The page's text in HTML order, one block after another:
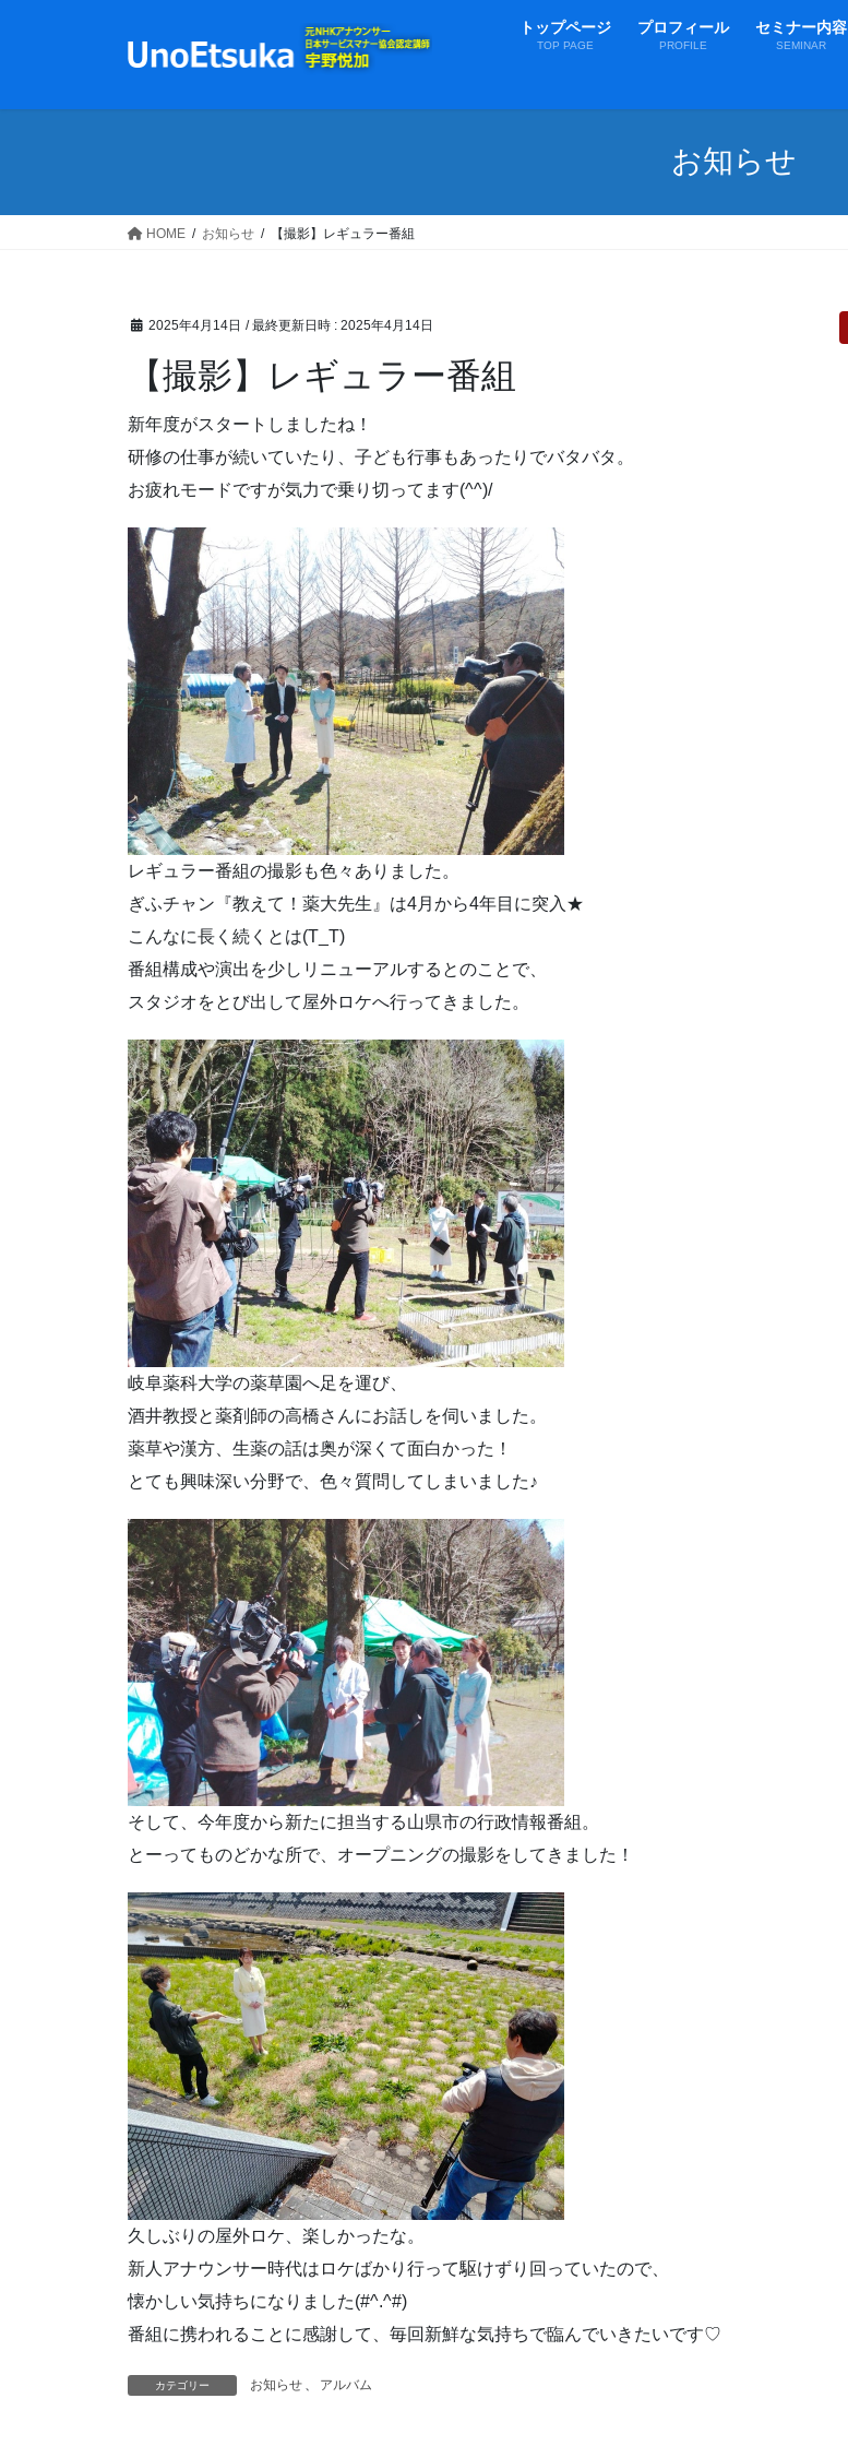
ッ
移
トップページ
TOP PAGE
プロフィール
PROFILE
セミナー内容
SEMINAR
お知らせ
HOME お知らせ 【撮影】レギュラー番組
2025年4月14日 / 最終更新日時 : 2025年4月14日
【撮影】レギュラー番組
新年度がスタートしましたね！
研修の仕事が続いていたり、子ども行事もあったりでバタバタ。
お疲れモードですが気力で乗り切ってます(^^)/
レギュラー番組の撮影も色々ありました。
ぎふチャン『教えて！薬大先生』は4月から4年目に突入★
こんなに長く続くとは(T_T)
番組構成や演出を少しリニューアルするとのことで、
スタジオをとび出して屋外ロケへ行ってきました。
岐阜薬科大学の薬草園へ足を運び、
酒井教授と薬剤師の高橋さんにお話しを伺いました。
薬草や漢方、生薬の話は奥が深くて面白かった！
とても興味深い分野で、色々質問してしまいました♪
そして、今年度から新たに担当する山県市の行政情報番組。
とーってものどかな所で、オープニングの撮影をしてきました！
久しぶりの屋外ロケ、楽しかったな。
新人アナウンサー時代はロケばかり行って駆けずり回っていたので、
懐かしい気持ちになりました(#^.^#)
番組に携われることに感謝して、毎回新鮮な気持ちで臨んでいきたいです♡
カテゴリー お知らせ 、 アルバム